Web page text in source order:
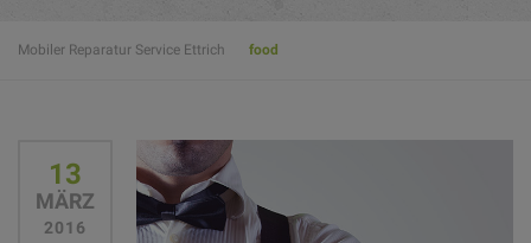
Mobiler Reparatur Service Ettrich food
13
MÄRZ
2016